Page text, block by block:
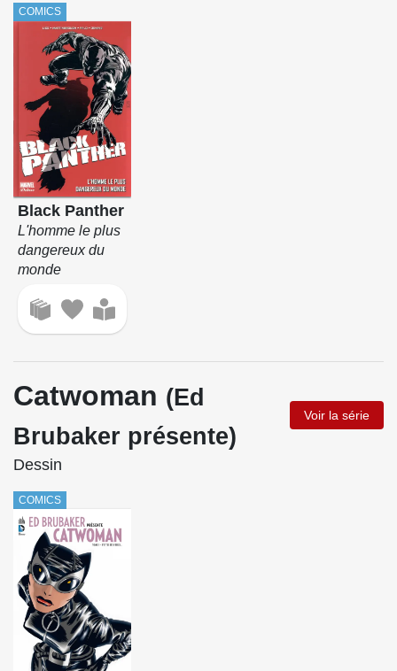
COMICS
Black Panther
L'homme le plus
dangereux du
monde
Catwoman (Ed
Brubaker présente)
Voir la série
Dessin
COMICS